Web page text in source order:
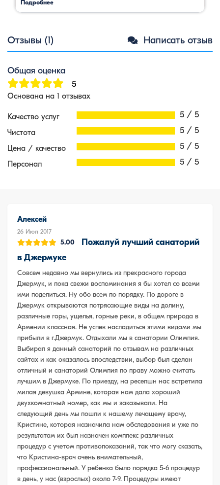
Подробнее
Отзывы (1) Написать отзыв
Общая оценка
5
Основана на 1 отзывах
Качество услуг 5 / 5
Чистота 5 / 5
Цена / качество 5 / 5
Персонал 5 / 5
Алексей
26 Июл 2017
5.00
Пожалуй лучший санаторий
в Джермуке
Совсем недавно мы вернулись из прекрасного города
Джермук, и пока свежи воспоминания я бы хотел со всеми
ими поделиться. Ну обо всем по порядку. По дороге в
Джермук открываются потрясающие виды на долину,
различные горы, ущелья, горные реки, в общем природа в
Армении классная. Не успев насладиться этими видами мы
прибыли в г.Джермук. Отдыхали мы в санатории Олимпия.
Выбирал я данный санаторий по отзывам на различных
сайтах и как оказалось впоследствии, выбор был сделан
отличный и санаторий Олимпия по праву можно считать
лучшим в Джермуке. По приезду, на ресепшн нас встретила
милая девушка Армине, которая нам дала хороший
двухкомнатный номер, как мы и заказывали. На
следующий день мы пошли к нашему лечащему врачу,
Кристине, которая назначила нам обследования и уже по
результатам их был назначен комплекс различных
процедур с учетом противопоказаний, так что могу сказать,
что Кристина-врач очень внимательный,
профессиональный. У ребенка было порядка 5-6 процедур
в день, у нас (взрослых) около 7-9. Процедуры имеют